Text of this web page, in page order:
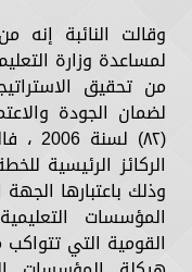
وقالت النائبة إنه
لمساعدة وزارة
من تحقيق
لضمان الجودة
(۸۲)
الركائز الرئيسية
وذلك باعتبارها
المؤسسات
القومية التي تتواكب